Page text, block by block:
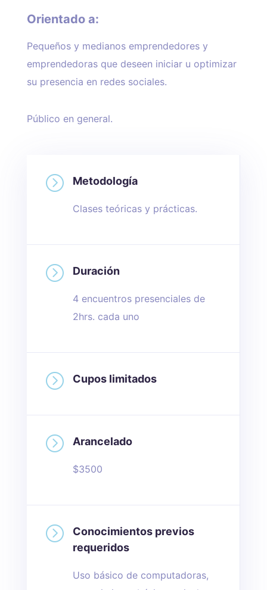
Orientado a:
Pequeños y medianos emprendedores y
emprendedoras que deseen iniciar u optimizar
su presencia en redes sociales.
Público en general.
= Metodología
Clases teóricas y prácticas.
= Duración
4 encuentros presenciales de
2hrs. cada uno
= Cupos limitados
= Arancelado
$3500
=
Conocimientos previos
requeridos
Uso básico de computadoras,